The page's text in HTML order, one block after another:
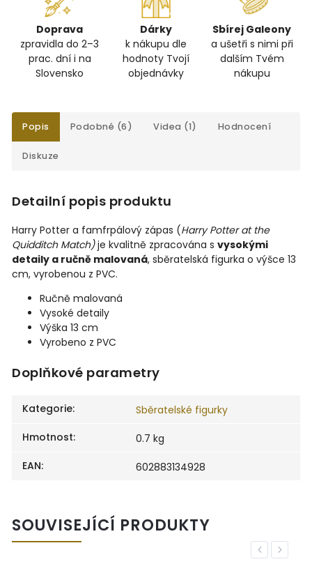
Doprava
zpravidla do 2–3
prac. dní i na
Slovensko
Dárky
k nákupu dle
hodnoty Tvojí
objednávky
Sbírej Galeony
a ušetři s nimi při
dalším Tvém
nákupu
Popis Podobné (6) Videa (1) Hodnocení
Diskuze
Detailní popis produktu
Harry Potter a famfrpálový zápas (Harry Potter at the
Quidditch Match)je kvalitně zpracována s vysokými
detaily a ručně malovaná, sběratelská figurka o výšce 13
cm, vyrobenou z PVC.
Ručně malovaná
Vysoké detaily
Výška 13 cm
Vyrobeno z PVC
Doplňkové parametry
Kategorie:
Sběratelské figurky
Hmotnost:
0.7 kg
EAN: 602883134928
SOUVISEJÍCÍ PRODUKTY
Previous
Next